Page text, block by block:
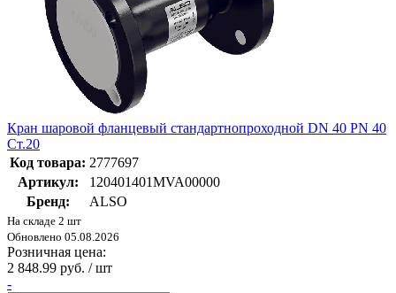
Кран шаровой фланцевый стандартнопроходной DN 40 PN 40
Ст.20
Код товара: 2777697
Артикул:
120401401MVA00000
Бренд:
ALSO
На складе 2 шт
Обновлено 05.08.2026
Розничная цена:
2 848.99 руб. / шт
-